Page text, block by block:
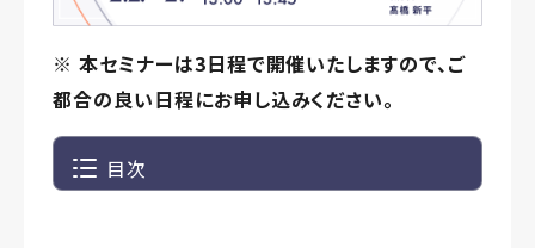
※ 本セミナーは3日程で開催いたしますので、ご
都合の良い日程にお申し込みください。
目次